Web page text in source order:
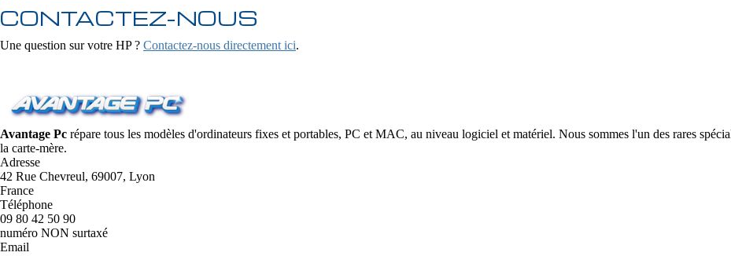
CONTACTEZ-NOUS
Une question sur votre HP ? Contactez-nous directement ici.
Avantage Pc répare tous les modèles d'ordinateurs fixes et portables, PC et MAC, au niveau logiciel et matériel. Nous sommes l'un des rares
la carte-mère.
Adresse
42 Rue Chevreul, 69007, Lyon
France
Téléphone
09 80 42 50 90
numéro NON surtaxé
Email